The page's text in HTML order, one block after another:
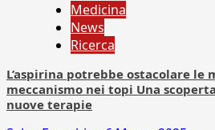
Medicina
News
Ricerca
L’aspirina potrebbe ostacolare le
meccanismo nei topi Una
nuove terapie